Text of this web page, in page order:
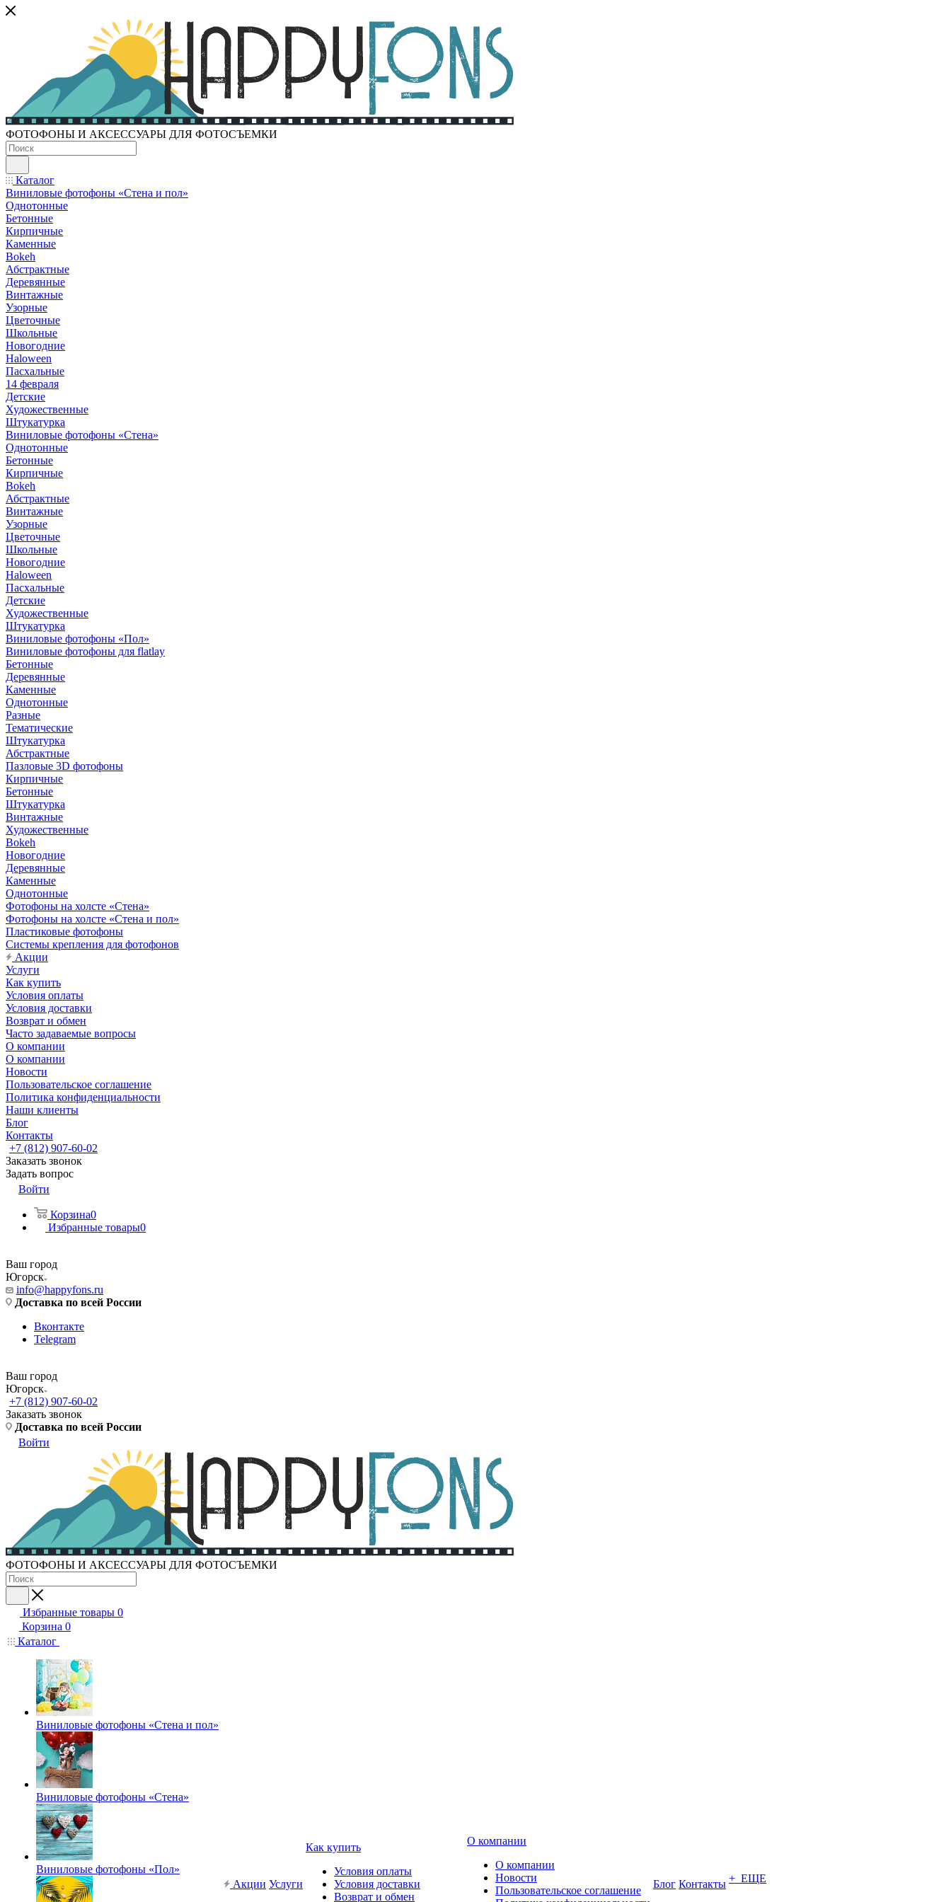
ФОТОФОНЫ И АКСЕССУАРЫ ДЛЯ ФОТОСЪЕМКИ
Каталог
Виниловые фотофоны «Стена и пол»
Однотонные
Бетонные
Кирпичные
Каменные
Bokeh
Абстрактные
Деревянные
Винтажные
Узорные
Цветочные
Школьные
Новогодние
Haloween
Пасхальные
14 февраля
Детские
Художественные
Штукатурка
Виниловые фотофоны «Стена»
Однотонные
Бетонные
Кирпичные
Bokeh
Абстрактные
Винтажные
Узорные
Цветочные
Школьные
Новогодние
Haloween
Пасхальные
Детские
Художественные
Штукатурка
Виниловые фотофоны «Пол»
Виниловые фотофоны для flatlay
Бетонные
Деревянные
Каменные
Однотонные
Разные
Тематические
Штукатурка
Абстрактные
Пазловые 3D фотофоны
Кирпичные
Бетонные
Штукатурка
Винтажные
Художественные
Bokeh
Новогодние
Деревянные
Каменные
Однотонные
Фотофоны на холсте «Стена»
Фотофоны на холсте «Стена и пол»
Пластиковые фотофоны
Системы крепления для фотофонов
Акции
Услуги
Как купить
Условия оплаты
Условия доставки
Возврат и обмен
Часто задаваемые вопросы
О компании
О компании
Новости
Пользовательское соглашение
Политика конфиденциальности
Наши клиенты
Блог
Контакты
+7 (812) 907-60-02
Заказать звонок
Задать вопрос
Войти
Корзина0
Избранные товары0
Ваш город
Югорск
info@happyfons.ru
Доставка по всей России
Вконтакте
Telegram
Ваш город
Югорск
+7 (812) 907-60-02
Заказать звонок
Доставка по всей России
Войти
ФОТОФОНЫ И АКСЕССУАРЫ ДЛЯ ФОТОСЪЕМКИ
Избранные товары 0
Корзина 0
Каталог
Виниловые фотофоны «Стена и пол»
Виниловые фотофоны «Стена»
Виниловые фотофоны «Пол»
Акции Услуги
Как купить
Условия оплаты
Условия доставки
Возврат и обмен
О компании
О компании
Новости
Пользовательское соглашение
Блог Контакты + ЕЩЕ